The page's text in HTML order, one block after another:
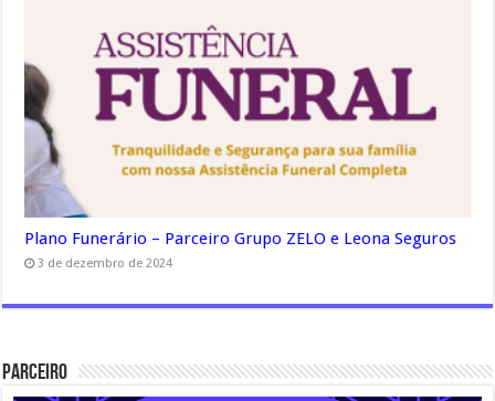
Plano Funerário – Parceiro Grupo ZELO e Leona Seguros
3 de dezembro de 2024
Parceiro